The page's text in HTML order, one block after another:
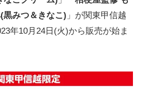
黒みつ＆きなこ) 」が関東甲信越
年10月24日(火)から販売が始ま